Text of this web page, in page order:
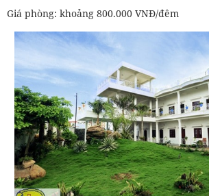
Giá phòng: khoảng 800.000 VNĐ/đêm